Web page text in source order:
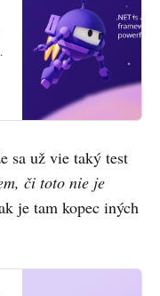
sa už vie taký test
či toto nie je
je tam kopec iných